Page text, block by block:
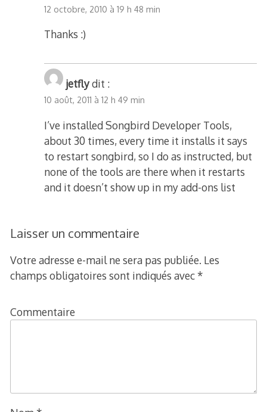
12 octobre, 2010 à 19 h 48 min
Thanks :)
jetflydit :
10 août, 2011 à 12 h 49 min
I’ve installed Songbird Developer Tools,
about 30 times, every time it installs it says
to restart songbird, so I do as instructed, but
none of the tools are there when it restarts
and it doesn’t show up in my add-ons list
Laisser un commentaire
Votre adresse e-mail ne sera pas publiée. Les
champs obligatoires sont indiqués avec *
Commentaire